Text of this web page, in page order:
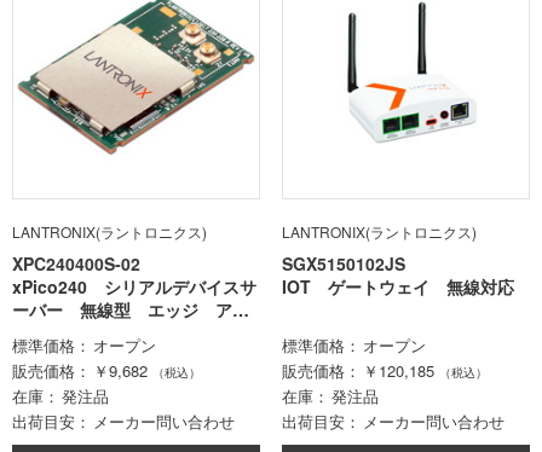
LANTRONIX(ラントロニクス)
XPC240400S-02
xPico240 シリアルデバイスサ
ーバー 無線型 エッジ アン
テナ内蔵
標準価格
オープン
販売価格
￥9,682 （税込）
在庫
発注品
出荷目安
メーカー問い合わせ
LANTRONIX(ラントロニクス)
SGX5150102JS
IOT ゲートウェイ 無線対応
標準価格
オープン
販売価格
￥120,185 （税込）
在庫
発注品
出荷目安
メーカー問い合わせ